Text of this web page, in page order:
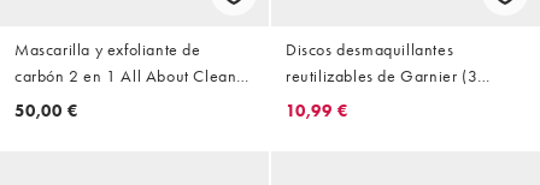
Mascarilla y exfoliante de
carbón 2 en 1 All About Clean
de 100 ml de Clinique
50,00 €
Discos desmaquillantes
reutilizables de Garnier (3
discos grandes de microfibra)
10,99 €